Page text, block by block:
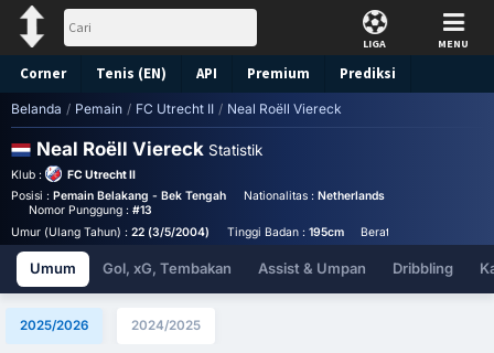
LIGA MENU
Corner Tenis (EN) API Premium Prediksi
Belanda / Pemain / FC Utrecht II / Neal Roëll Viereck
Neal Roëll Viereck Statistik
Klub :
FC Utrecht II
Posisi : Pemain Belakang - Bek Tengah Nationalitas : Netherlands
Nomor Punggung : #13
Umur (Ulang Tahun) : 22 (3/5/2004) Tinggi Badan : 195cm Berat Badan :
Umum Gol, xG, Tembakan Assist & Umpan Dribbling
2025/2026 2024/2025